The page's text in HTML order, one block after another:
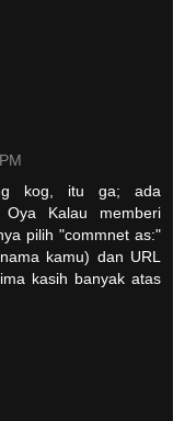
kog, itu ga; ada
Kalau memberi
pilih "commnet as:"
kamu) dan URL
kasih banyak atas